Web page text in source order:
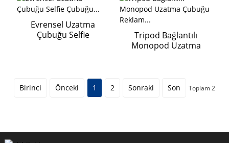
Evrensel Uzatma
Çubuğu Selfie
Tripod Bağlantılı
Monopod Uzatma
Birinci Önceki 1 2 Sonraki Son Toplam 2